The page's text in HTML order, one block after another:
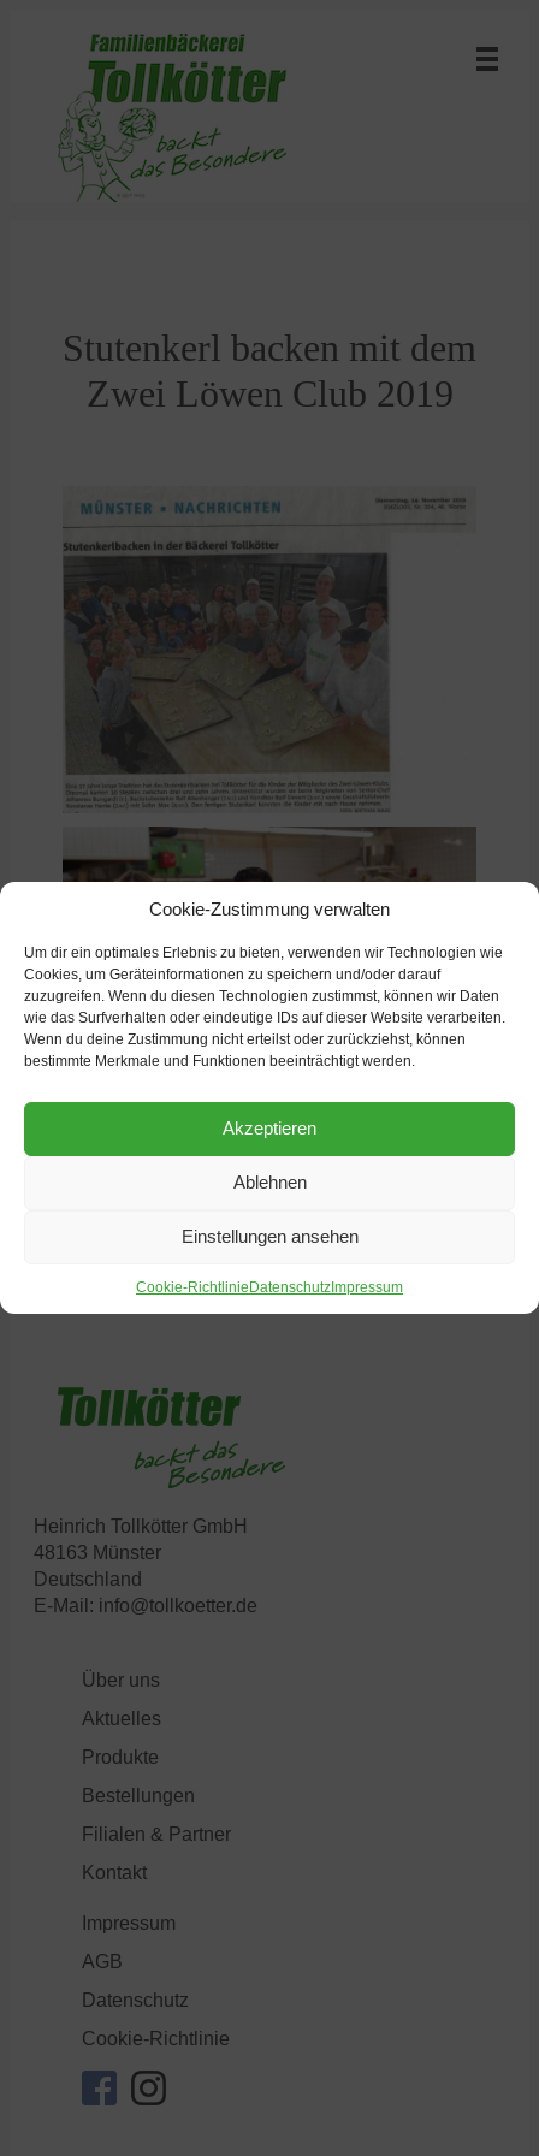
Cookie-Zustimmung verwalten
Um dir ein optimales Erlebnis zu bieten, verwenden wir Technologien wie
Cookies, um Geräteinformationen zu speichern und/oder darauf
zuzugreifen. Wenn du diesen Technologien zustimmst, können wir Daten
wie das Surfverhalten oder eindeutige IDs auf dieser Website verarbeiten.
Wenn du deine Zustimmung nicht erteilst oder zurückziehst, können
bestimmte Merkmale und Funktionen beeinträchtigt werden.
Akzeptieren
Ablehnen
Einstellungen ansehen
Cookie-RichtlinieDatenschutzImpressum
Stutenkerl backen mit dem
Zwei Löwen Club 2019
weitere Nachrichten
Heinrich Tollkötter GmbH
48163 Münster
Deutschland
E-Mail: info@tollkoetter.de
Über uns
Aktuelles
Produkte
Bestellungen
Filialen & Partner
Kontakt
Impressum
AGB
Datenschutz
Cookie-Richtlinie